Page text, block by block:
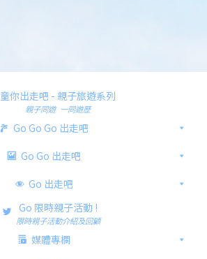
童你出走吧 - 親子旅遊系列
親子同遊 一同遊歷
Go Go Go 出走吧
Go Go 出走吧
Go 出走吧
Go 限時親子活動 !
限時親子活動介紹及回顧
媒體專欄